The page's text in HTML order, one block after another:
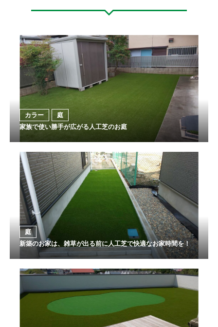
カラー
庭
家族で使い勝手が広がる人工芝のお庭
庭
新築のお家は、雑草が出る前に人工芝で快適なお家時間を！